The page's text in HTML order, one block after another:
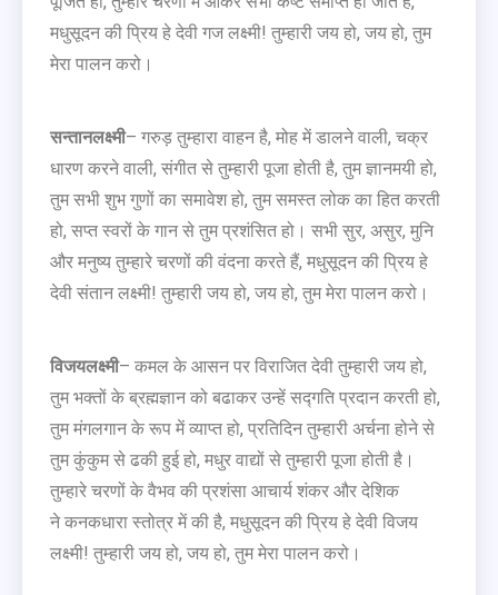
मधुसूदन की प्रिय हे देवी गज लक्ष्मी! तुम्हारी जय हो, जय हो, तुम
मेरा पालन करो।
सन्तानलक्ष्मी– गरुड़ तुम्हारा वाहन है, मोह में डालने वाली, चक्र
धारण करने वाली, संगीत से तुम्हारी पूजा होती है, तुम ज्ञानमयी हो,
तुम सभी शुभ गुणों का समावेश हो, तुम समस्त लोक का हित करती
हो, सप्त स्वरों के गान से तुम प्रशंसित हो। सभी सुर, असुर, मुनि
और मनुष्य तुम्हारे चरणों की वंदना करते हैं, मधुसूदन की प्रिय हे
देवी संतान लक्ष्मी! तुम्हारी जय हो, जय हो, तुम मेरा पालन करो।
विजयलक्ष्मी– कमल के आसन पर विराजित देवी तुम्हारी जय हो,
तुम भक्तों के ब्रह्मज्ञान को बढाकर उन्हें सद्गति प्रदान करती हो,
तुम मंगलगान के रूप में व्याप्त हो, प्रतिदिन तुम्हारी अर्चना होने से
तुम कुंकुम से ढकी हुई हो, मधुर वाद्यों से तुम्हारी पूजा होती है।
तुम्हारे चरणों के वैभव की प्रशंसा आचार्य शंकर और देशिक
ने कनकधारा स्तोत्र में की है, मधुसूदन की प्रिय हे देवी विजय
लक्ष्मी! तुम्हारी जय हो, जय हो, तुम मेरा पालन करो।